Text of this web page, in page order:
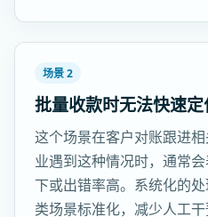
场景 2
批量收款时无法快速
这个场景在客户对账跟进
业遇到这种情况时，通常
下或出错率高。系统化的
类场景标准化，减少人工干